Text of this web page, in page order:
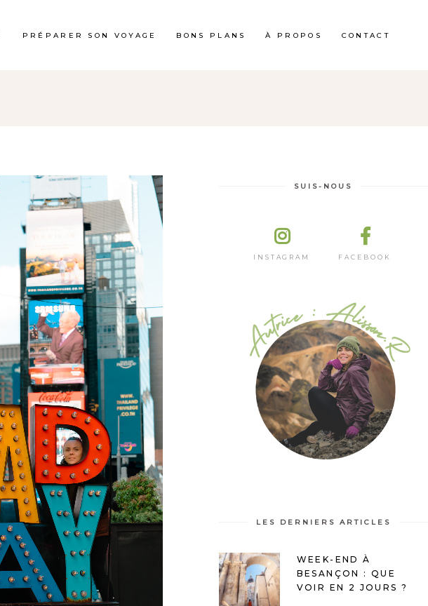
PRÉPARER SON VOYAGE BONS PLANS À PROPOS CONTACT
SUIS-NOUS
INSTAGRAM FACEBOOK
LES DERNIERS ARTICLES
WEEK-END À
BESANÇON : QUE
VOIR EN 2 JOURS ?